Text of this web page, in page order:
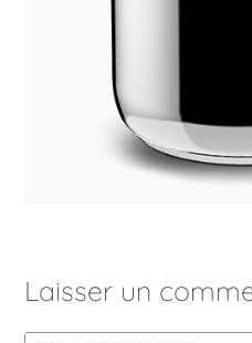
Laisser un